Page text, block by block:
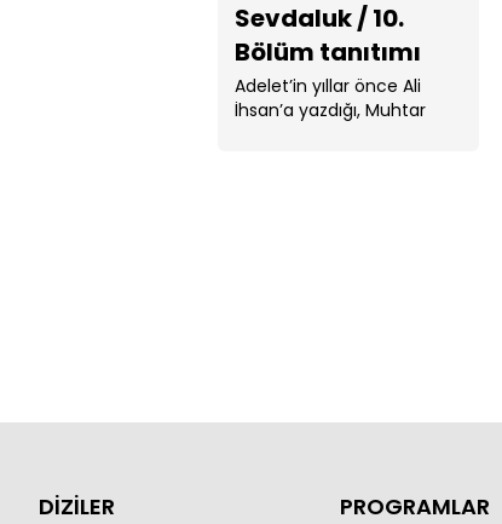
Sevdaluk / 10.
Bölüm tanıtımı
Adelet’in yıllar önce Ali
İhsan’a yazdığı, Muhtar
DİZİLER PROGRAMLAR